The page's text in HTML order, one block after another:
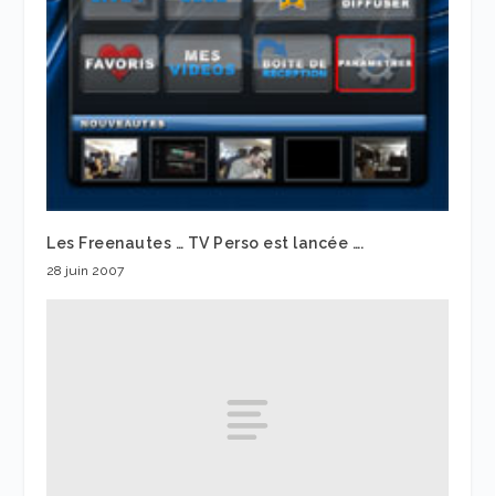
Les Freenautes … TV Perso est lancée ….
28 juin 2007